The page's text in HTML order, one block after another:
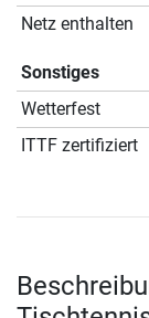
Netz enthalten
Sonstiges
Wetterfest
ITTF zertifiziert